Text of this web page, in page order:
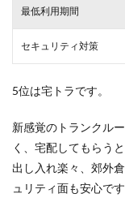
最低利用期間
セキュリティ対策
5位は宅トラです。
新感覚のトランクル
く、宅配してもらう
出し入れ楽々、郊外
ュリティ面も安心です